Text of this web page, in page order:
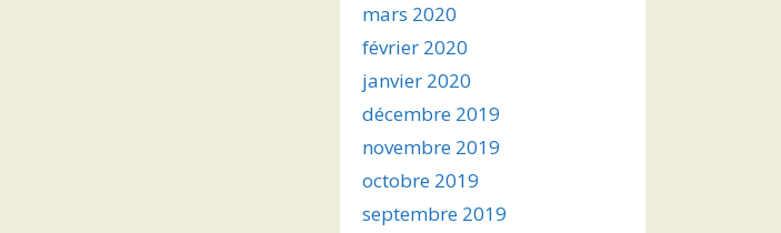
mars 2020
février 2020
janvier 2020
décembre 2019
novembre 2019
octobre 2019
septembre 2019